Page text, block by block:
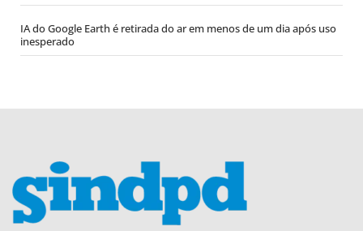
IA do Google Earth é retirada do ar em menos de um dia após uso
inesperado